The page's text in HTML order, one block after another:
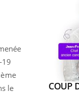
19
le
Youtube
COUP
Youtube
Quand